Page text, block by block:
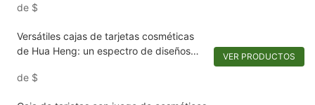
de $
Versátiles cajas de tarjetas cosméticas
de Hua Heng: un espectro de diseños
de $
VER PRODUCTOS